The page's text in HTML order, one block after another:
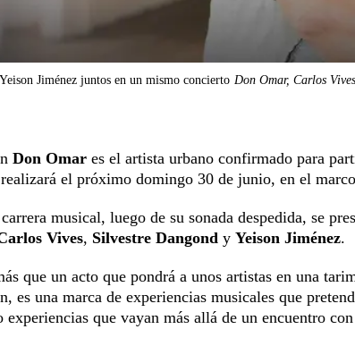
Jiménez juntos en un mismo concierto Don Omar, Carlos
Don Omar es el artista urbano confirmado para
el próximo domingo 30 de junio, en el
musical, luego de su sonada despedida, se
Vives, Silvestre Dangond y Yeison Jiménez.
que un acto que pondrá a unos artistas en una
es una marca de experiencias musicales que
que vayan más allá de un encuentro